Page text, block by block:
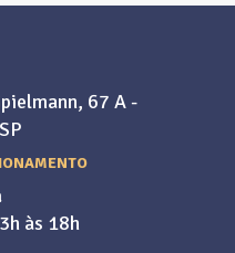
67 A -
às 18h